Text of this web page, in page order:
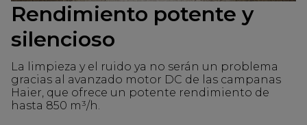
Rendimiento potente y
silencioso
La limpieza y el ruido ya no serán un problema
gracias al avanzado motor DC de las campanas
Haier, que ofrece un potente rendimiento de
hasta 850 m³/h.